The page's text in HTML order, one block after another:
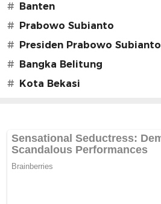
#
Banten
#
Prabowo Subianto
#
Presiden Prabowo Subianto
#
Bangka Belitung
#
Kota Bekasi